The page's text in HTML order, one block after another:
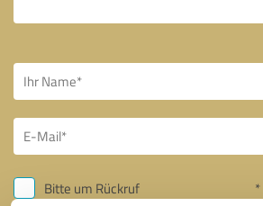
Bitte um Rückruf